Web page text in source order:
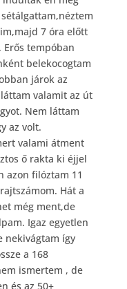
7 óra előtt
tempóban
belekocogtam
járok az
valamit az út
Nem láttam
az volt.
valami átment
ő rakta ki éjjel
azon filóztam 11
Hát a
még ment,de
Igaz egyetlen
nekivágtam így
a 168
ismertem , de
és az 50+